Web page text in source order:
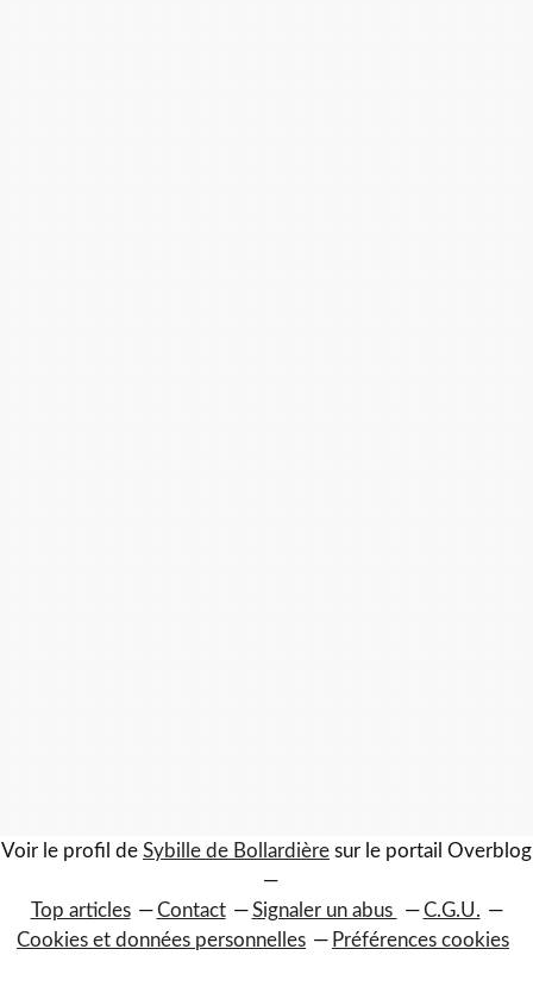
Voir le profil de Sybille de Bollardière sur le portail Overblog
Top articles Contact Signaler un abus
C.G.U.
Cookies et données personnelles
Préférences cookies